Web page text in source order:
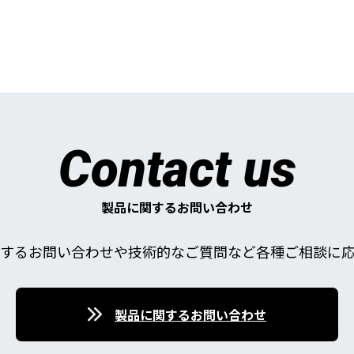
Contact us
製品に関するお問い合わせ
るお問い合わせや技術的なご質問など各種ご相談に応
製品に関するお問い合わせ